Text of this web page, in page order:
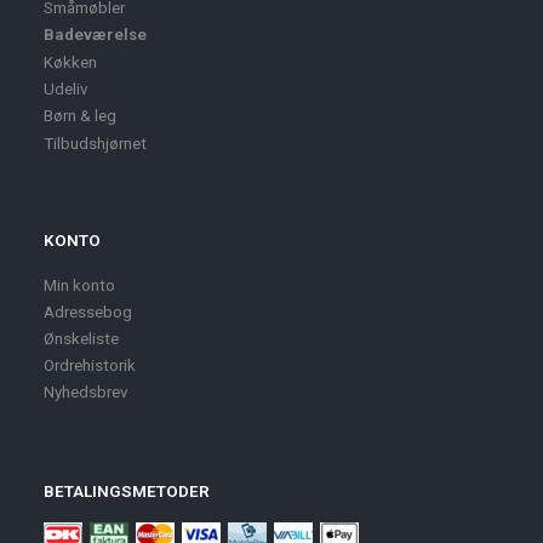
Småmøbler
Badeværelse
Køkken
Udeliv
Børn & leg
Tilbudshjørnet
KONTO
Min konto
Adressebog
Ønskeliste
Ordrehistorik
Nyhedsbrev
BETALINGSMETODER